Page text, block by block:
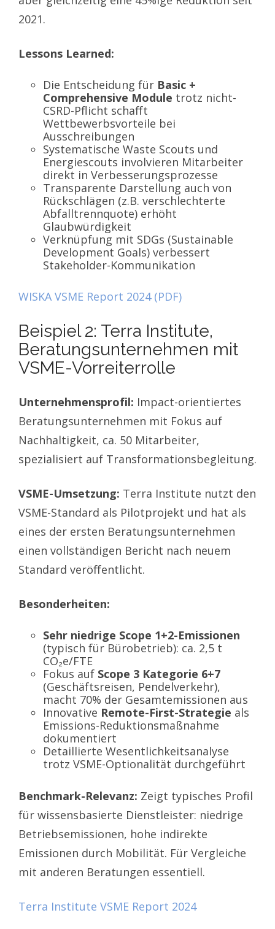
2021.
Lessons Learned:
Die Entscheidung für Basic +
Comprehensive Module trotz nicht-
CSRD-Pflicht schafft
Wettbewerbsvorteile bei
Ausschreibungen
Systematische Waste Scouts und
Energiescouts involvieren Mitarbeiter
direkt in Verbesserungsprozesse
Transparente Darstellung auch von
Rückschlägen (z.B. verschlechterte
Abfalltrennquote) erhöht
Glaubwürdigkeit
Verknüpfung mit SDGs (Sustainable
Development Goals) verbessert
Stakeholder-Kommunikation
WISKA VSME Report 2024 (PDF)
Beispiel 2: Terra Institute,
Beratungsunternehmen mit
VSME-Vorreiterrolle
Unternehmensprofil: Impact-orientiertes
Beratungsunternehmen mit Fokus auf
Nachhaltigkeit, ca. 50 Mitarbeiter,
spezialisiert auf Transformationsbegleitung.
VSME-Umsetzung: Terra Institute nutzt den
VSME-Standard als Pilotprojekt und hat als
eines der ersten Beratungsunternehmen
einen vollständigen Bericht nach neuem
Standard veröffentlicht.
Besonderheiten:
Sehr niedrige Scope 1+2-Emissionen
(typisch für Bürobetrieb): ca. 2,5 t
CO₂e/FTE
Fokus auf Scope 3 Kategorie 6+7
(Geschäftsreisen, Pendelverkehr),
macht 70% der Gesamtemissionen aus
Innovative Remote-First-Strategie als
Emissions-Reduktionsmaßnahme
dokumentiert
Detaillierte Wesentlichkeitsanalyse
trotz VSME-Optionalität durchgeführt
Benchmark-Relevanz: Zeigt typisches Profil
für wissensbasierte Dienstleister: niedrige
Betriebsemissionen, hohe indirekte
Emissionen durch Mobilität. Für Vergleiche
mit anderen Beratungen essentiell.
Terra Institute VSME Report 2024